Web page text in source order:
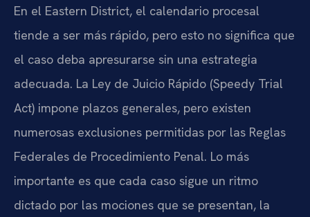
En el Eastern District, el calendario procesal
tiende a ser más rápido, pero esto no significa que
el caso deba apresurarse sin una estrategia
adecuada. La Ley de Juicio Rápido (Speedy Trial
Act) impone plazos generales, pero existen
numerosas exclusiones permitidas por las Reglas
Federales de Procedimiento Penal. Lo más
importante es que cada caso sigue un ritmo
dictado por las mociones que se presentan, la